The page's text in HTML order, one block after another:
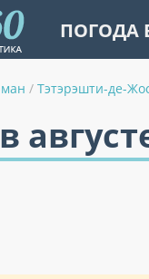
ПОГОДА
/ Тэтэрэшти-де-